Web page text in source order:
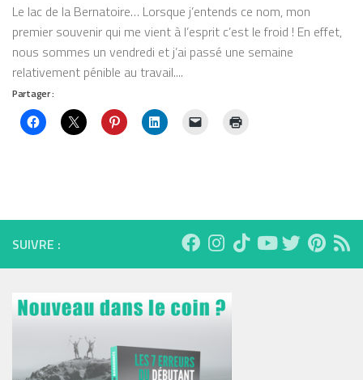
Le lac de la Bernatoire… Lorsque j’entends ce nom, mon
premier souvenir qui me vient à l’esprit c’est le froid ! En effet,
nous sommes un vendredi et j’ai passé une semaine
relativement pénible au travail....
Partager :
SUIVRE :